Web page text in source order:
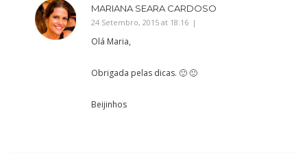
MARIANA SEARA CARDOSO
24 Setembro, 2015 at 18:16
Olá Maria,
Obrigada pelas dicas. 🙂 🙂
Beijinhos